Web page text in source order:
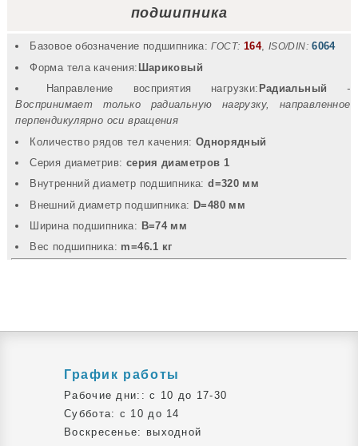
подшипника
Базовое обозначение подшипника: ГОСТ: 164, ISO/DIN: 6064
Форма тела качения: Шариковый
Направление восприятия нагрузки: Радиальный
-
Воспринимает только радиальную нагрузку, направленное
перпендикулярно оси вращения
Количество рядов тел качения: Однорядный
Серия диаметрив: серия диаметров 1
Внутренний диаметр подшипника:d=320 мм
Внешний диаметр подшипника: D=480 мм
Ширина подшипника: B=74 мм
Вec подшипника: m=46.1 кг
График работы
Рабочие дни:: c 10 до 17-30
Суббота: c 10 до 14
Воскресенье: выходной